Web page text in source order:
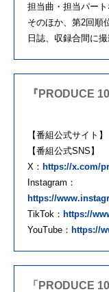
担当曲・担当パート
そのほか、第2回順
日誌、収録合間に
『PRODUCE
【番組公式サイト】
【番組公式SNS】
X： https://x.com/
Instagram：
https://
TikTok： https://
YouTube： https://
「PRODUCE